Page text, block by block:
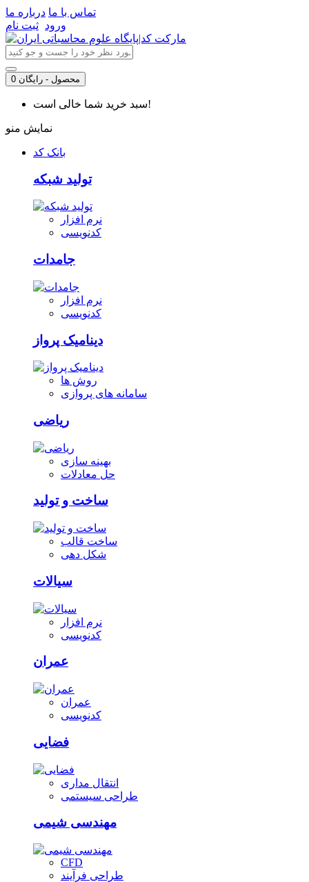
تماس با ما درباره ما
ورود ثبت نام
0 محصول - رایگان
سبد خرید شما خالی است!
نمایش منو
بانک کد
تولید شبکه
نرم افزار
کدنویسی
جامدات
نرم افزار
کدنویسی
دینامیک پرواز
روش ها
سامانه های پروازی
ریاضی
بهینه سازی
حل معادلات
ساخت و تولید
ساخت قالب
شکل دهی
سیالات
نرم افزار
کدنویسی
عمران
عمران
کدنویسی
فضایی
انتقال مداری
طراحی سیستمی
مهندسی شیمی
CFD
طراحی فرآیند